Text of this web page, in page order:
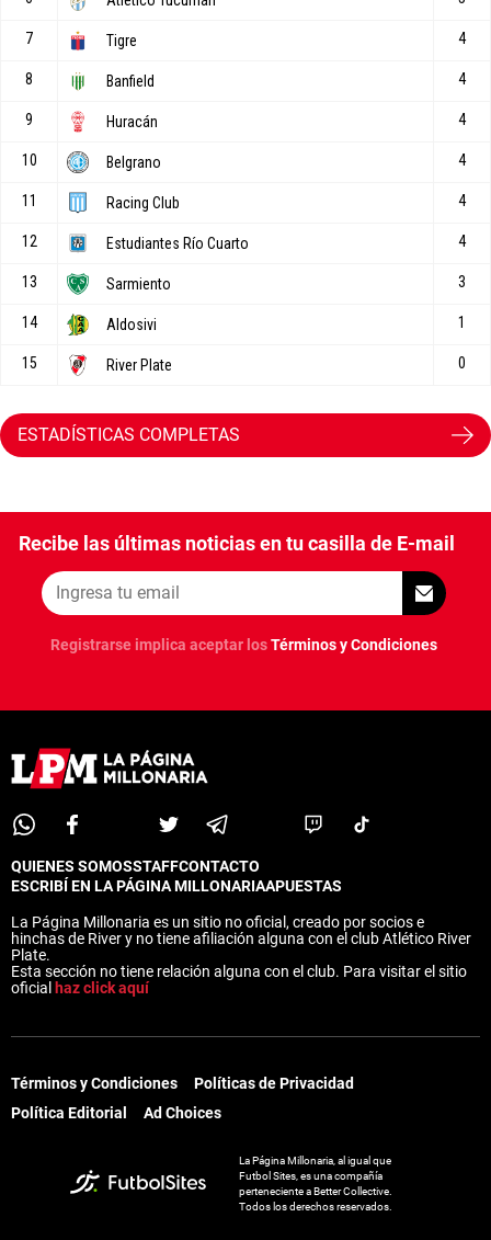
ESTADÍSTICAS COMPLETAS
Recibe las últimas noticias en tu casilla de E-mail
Registrarse implica aceptar losTérminos y Condiciones
QUIENES SOMOSSTAFFCONTACTO
ESCRIBÍ EN LA PÁGINA MILLONARIAAPUESTAS
La Página Millonaria es un sitio no oficial, creado por socios e
hinchas de River y no tiene afiliación alguna con el club Atlético River
Plate.
Esta sección no tiene relación alguna con el club. Para visitar el sitio
oficial haz click aquí
Términos y Condiciones
Políticas de Privacidad
Política Editorial
Ad Choices
La Página Millonaria, al igual que
Futbol Sites, es una compañía
perteneciente a Better Collective.
Todos los derechos reservados.